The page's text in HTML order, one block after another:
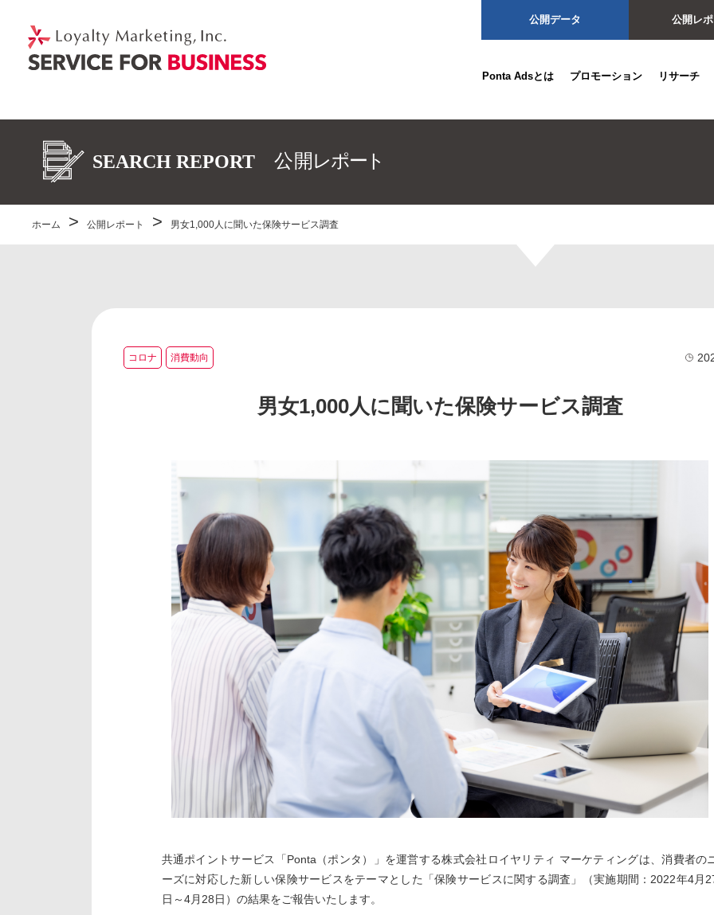
公開データ 公開レ
Ponta Adsとは プロモーション リサーチ
ホーム 公開レポート 男女1,000人に聞いた保険サービス調査
コロナ 消費動向
男女1,000人に聞いた保険サービス調査
共通ポイントサービス「Ponta（ポンタ）」を運営する株式会社ロイヤリティ マーケティングは、消費者の
ーズに対応した新しい保険サービスをテーマとした「保険サービスに関する調査」（実施期間：2022年4月
日～4月28日）の結果をご報告いたします。